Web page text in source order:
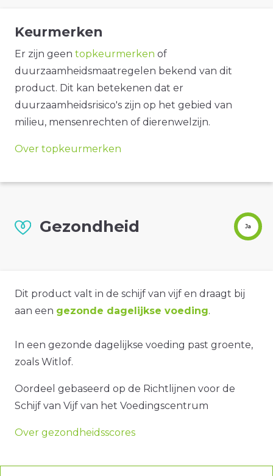
Keurmerken
Er zijn geen topkeurmerken of
duurzaamheidsmaatregelen bekend van dit
product. Dit kan betekenen dat er
duurzaamheidsrisico's zijn op het gebied van
milieu, mensenrechten of dierenwelzijn.
Over topkeurmerken
Gezondheid Ja
Dit product valt in de schijf van vijf en draagt bij
aan een gezonde dagelijkse voeding.
In een gezonde dagelijkse voeding past groente,
zoals Witlof.
Oordeel gebaseerd op de Richtlijnen voor de
Schijf van Vijf van het Voedingscentrum
Over gezondheidsscores